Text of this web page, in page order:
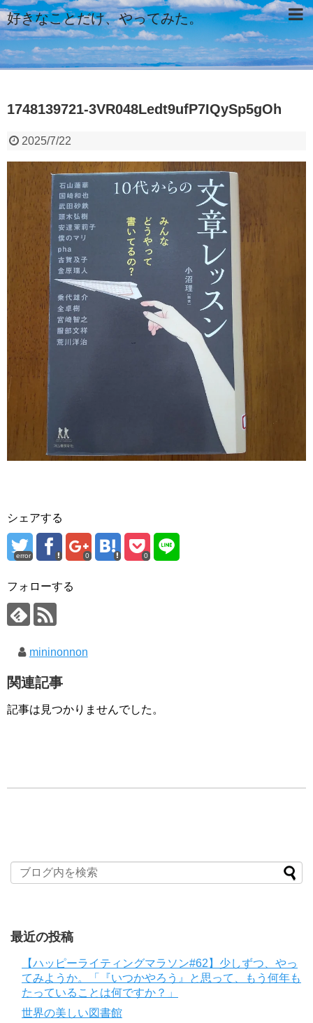
好きなことだけ、やってみた。
1748139721-3VR048Ledt9ufP7IQySp5gOh
2025/7/22
シェアする
error 0 0
フォローする
mininonnon
関連記事
記事は見つかりませんでした。
最近の投稿
【ハッピーライティングマラソン#62】少しずつ、やっ
てみようか。「『いつかやろう』と思って、もう何年も
たっていることは何ですか？」
世界の美しい図書館